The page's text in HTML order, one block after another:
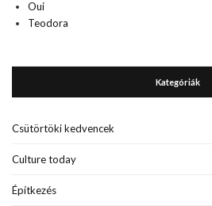
Oui
Teodora
Kategóriák
Csütörtöki kedvencek
Culture today
Építkezés